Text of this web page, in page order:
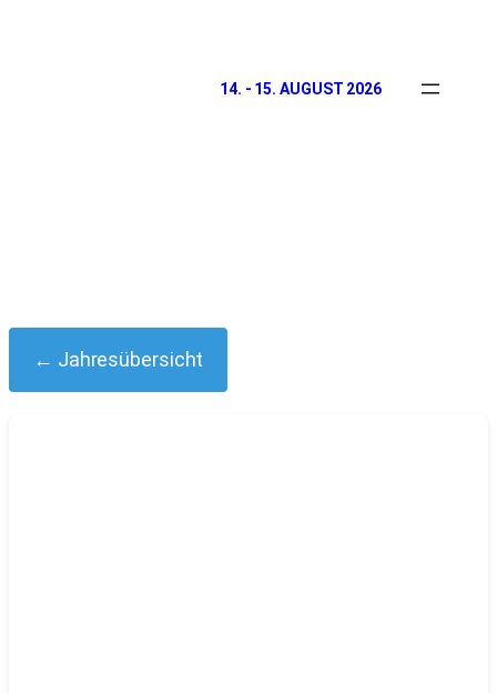
14. - 15. AUGUST 2026
← Jahresübersicht